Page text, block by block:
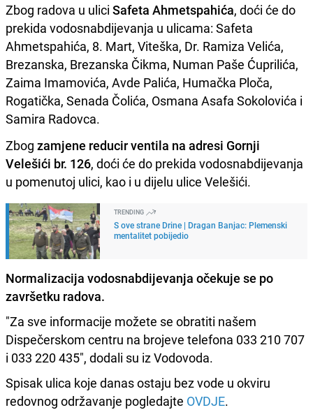
Zbog radova u ulici Safeta Ahmetspahića, doći će do
prekida vodosnabdijevanja u ulicama: Safeta
Ahmetspahića, 8. Mart, Viteška, Dr. Ramiza Velića,
Brezanska, Brezanska Čikma, Numan Paše Ćuprilića,
Zaima Imamovića, Avde Palića, Humačka Ploča,
Rogatička, Senada Čolića, Osmana Asafa Sokolovića i
Samira Radovca.
Zbog zamjene reducir ventila na adresi Gornji
Velešići br. 126, doći će do prekida vodosnabdijevanja
u pomenutoj ulici, kao i u dijelu ulice Velešići.
TRENDING
S ove strane Drine | Dragan Banjac: Plemenski
mentalitet pobijedio
Normalizacija vodosnabdijevanja očekuje se po
završetku radova.
"Za sve informacije možete se obratiti našem
Dispečerskom centru na brojeve telefona 033 210 707
i 033 220 435", dodali su iz Vodovoda.
Spisak ulica koje danas ostaju bez vode u okviru
redovnog održavanje pogledajte OVDJE.